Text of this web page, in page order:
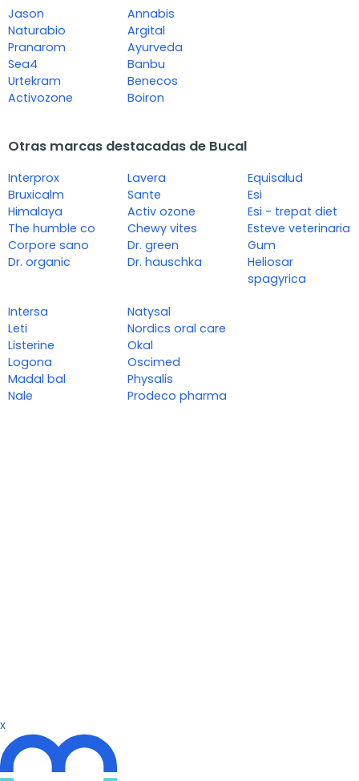
Jason
Naturabio
Pranarom
Sea4
Urtekram
Activozone
Annabis
Argital
Ayurveda
Banbu
Benecos
Boiron
Otras marcas destacadas de Bucal
Interprox
Bruxicalm
Himalaya
The humble co
Corpore sano
Dr. organic
Lavera
Sante
Activ ozone
Chewy vites
Dr. green
Dr. hauschka
Equisalud
Esi
Esi - trepat diet
Esteve veterinaria
Gum
Heliosar
spagyrica
Intersa
Leti
Listerine
Logona
Madal bal
Nale
Natysal
Nordics oral care
Okal
Oscimed
Physalis
Prodeco pharma
x